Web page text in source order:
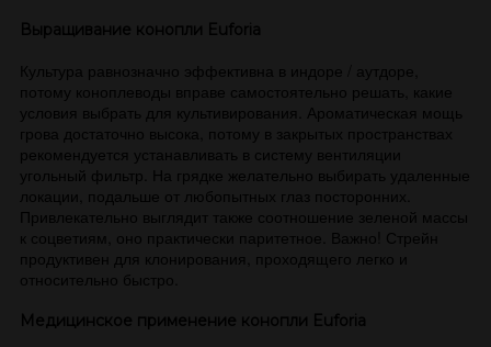
Выращивание конопли Euforia
Культура равнозначно эффективна в индоре / аутдоре,
потому коноплеводы вправе самостоятельно решать, какие
условия выбрать для культивирования. Ароматическая мощь
грова достаточно высока, потому в закрытых пространствах
рекомендуется устанавливать в систему вентиляции
угольный фильтр. На грядке желательно выбирать удаленные
локации, подальше от любопытных глаз посторонних.
Привлекательно выглядит также соотношение зеленой массы
к соцветиям, оно практически паритетное. Важно! Стрейн
продуктивен для клонирования, проходящего легко и
относительно быстро.
Медицинское применение конопли Euforia